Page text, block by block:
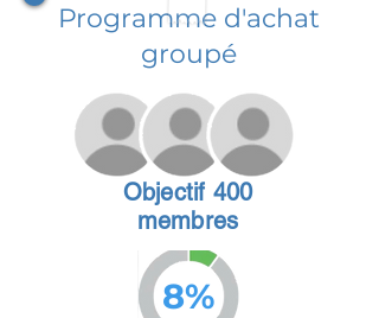
Programme d'achat
groupé
Objectif 400
membres
8%